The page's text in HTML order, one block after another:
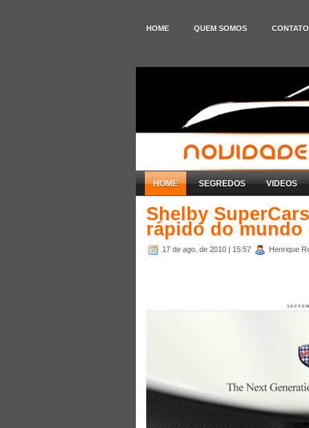
HOME QUEM SOMOS CONTATO
HOME SEGREDOS VIDEOS
Shelby
rápido do mundo
17 de ago. de 2010 | 15:57 Henrique